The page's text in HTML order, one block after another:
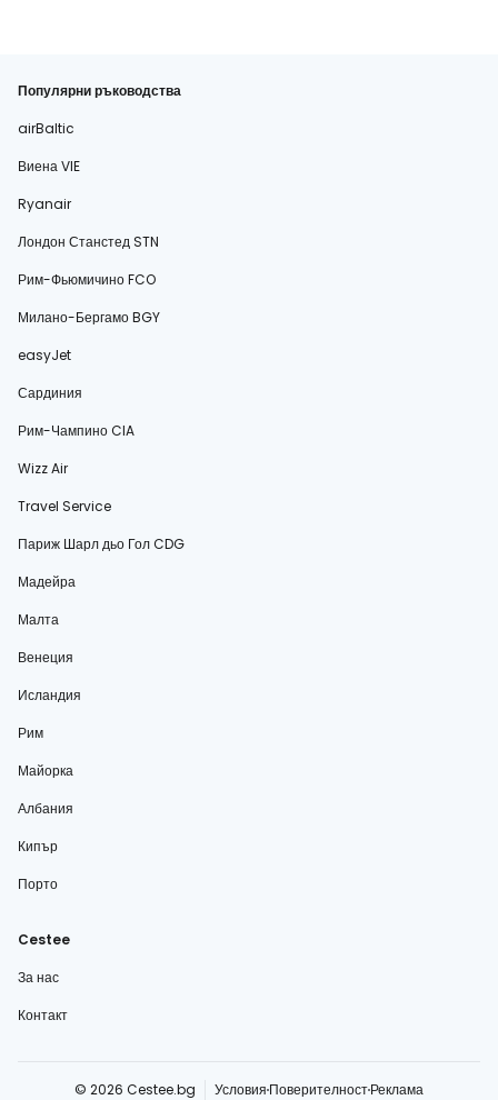
Популярни ръководства
airBaltic
Виена VIE
Ryanair
Лондон Станстед STN
Рим-Фьюмичино FCO
Милано-Бергамо BGY
easyJet
Сардиния
Рим-Чампино CIA
Wizz Air
Travel Service
Париж Шарл дьо Гол CDG
Мадейра
Малта
Венеция
Исландия
Рим
Майорка
Албания
Кипър
Порто
Cestee
За нас
Контакт
© 2026 Cestee.bg Условия ПоверителностРеклама